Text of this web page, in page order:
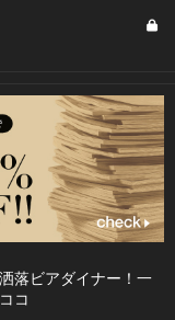
落ビアダイナー！一
コ